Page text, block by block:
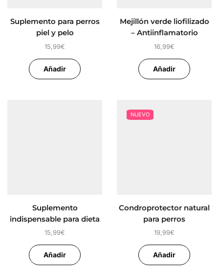
Suplemento para perros
piel y pelo
15,99€
Añadir
Mejillón verde liofilizado
– Antiinflamatorio
16,99€
Añadir
Suplemento
indispensable para dieta
BARF
15,99€
Añadir
NUEVO
Condroprotector natural
para perros
ARTICULACIONES
19,99€
Añadir